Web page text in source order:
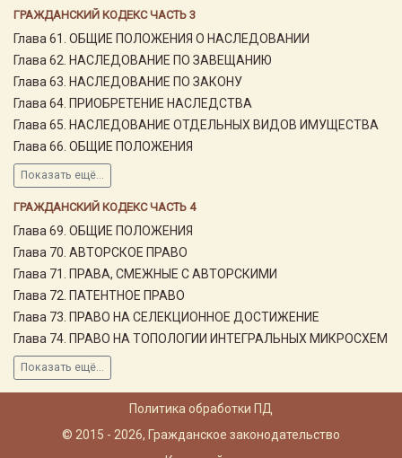
ГРАЖДАНСКИЙ КОДЕКС ЧАСТЬ 3
Глава 61. ОБЩИЕ ПОЛОЖЕНИЯ О НАСЛЕДОВАНИИ
Глава 62. НАСЛЕДОВАНИЕ ПО ЗАВЕЩАНИЮ
Глава 63. НАСЛЕДОВАНИЕ ПО ЗАКОНУ
Глава 64. ПРИОБРЕТЕНИЕ НАСЛЕДСТВА
Глава 65. НАСЛЕДОВАНИЕ ОТДЕЛЬНЫХ ВИДОВ ИМУЩЕСТВА
Глава 66. ОБЩИЕ ПОЛОЖЕНИЯ
Показать ещё...
ГРАЖДАНСКИЙ КОДЕКС ЧАСТЬ 4
Глава 69. ОБЩИЕ ПОЛОЖЕНИЯ
Глава 70. АВТОРСКОЕ ПРАВО
Глава 71. ПРАВА, СМЕЖНЫЕ С АВТОРСКИМИ
Глава 72. ПАТЕНТНОЕ ПРАВО
Глава 73. ПРАВО НА СЕЛЕКЦИОННОЕ ДОСТИЖЕНИЕ
Глава 74. ПРАВО НА ТОПОЛОГИИ ИНТЕГРАЛЬНЫХ МИКРОСХЕМ
Показать ещё...
Политика обработки ПД
© 2015 - 2026, Гражданское законодательство